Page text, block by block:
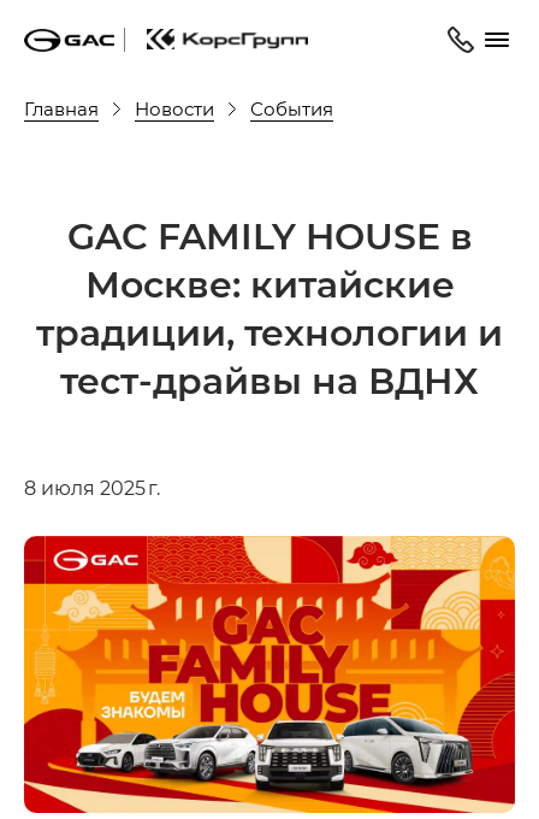
Главная Новости События
GAC FAMILY HOUSE в
Москве: китайские
традиции, технологии и
тест-драйвы на ВДНХ
8 июля 2025 г.